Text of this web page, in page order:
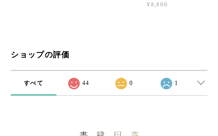
¥8,800
ショップの評価
すべて 44 0 1